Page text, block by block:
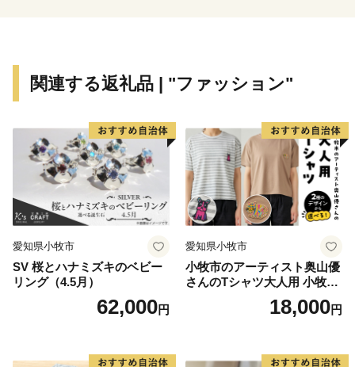
鎌倉市は、総務大臣通知により、ふるさと納税の対象と
なる地方団体としての指定を受けております。
【担当課連絡先】
鎌倉市文化観光部産業課ふるさと寄附金担当
FAX 0467-23-8700
メール furusatokifu@city.kamakura.kanagawa.jp
関連する返礼品 | "ファッション"
愛知県小牧市
SV 桜とハナミズキのベビー
リング（4.5月）
62,000円
愛知県小牧市
小牧市のアーティスト奥山優
さんのTシャツ大人用 小牧市
18,000円